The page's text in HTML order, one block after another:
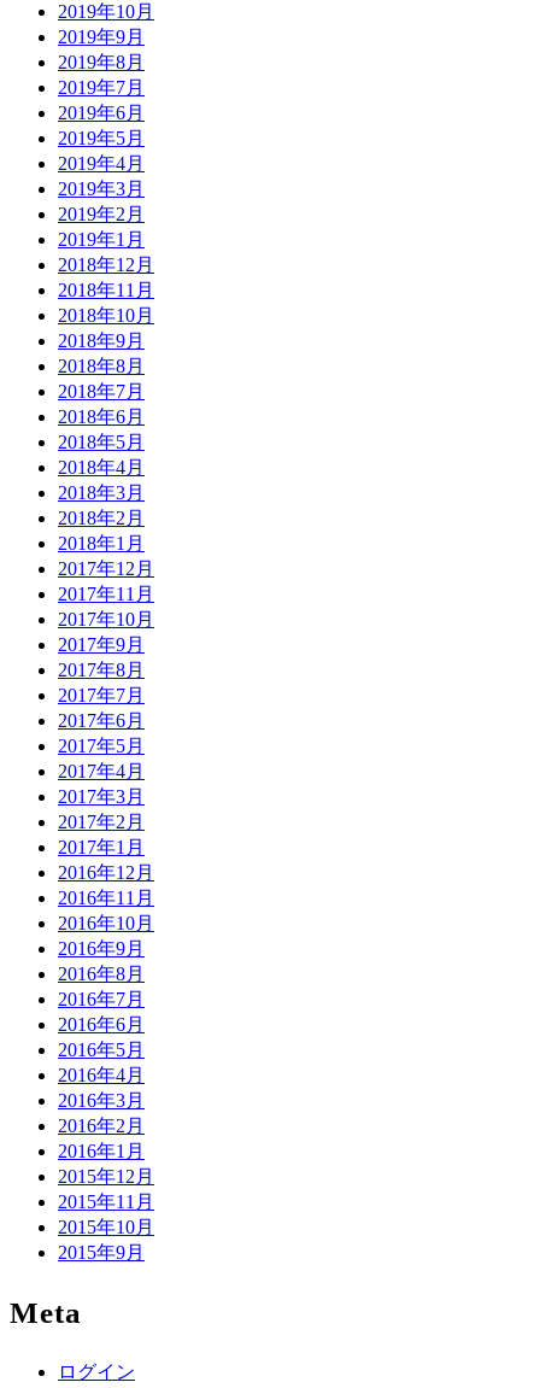
2019年10月
2019年9月
2019年8月
2019年7月
2019年6月
2019年5月
2019年4月
2019年3月
2019年2月
2019年1月
2018年12月
2018年11月
2018年10月
2018年9月
2018年8月
2018年7月
2018年6月
2018年5月
2018年4月
2018年3月
2018年2月
2018年1月
2017年12月
2017年11月
2017年10月
2017年9月
2017年8月
2017年7月
2017年6月
2017年5月
2017年4月
2017年3月
2017年2月
2017年1月
2016年12月
2016年11月
2016年10月
2016年9月
2016年8月
2016年7月
2016年6月
2016年5月
2016年4月
2016年3月
2016年2月
2016年1月
2015年12月
2015年11月
2015年10月
2015年9月
Meta
ログイン